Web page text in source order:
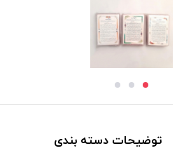
توضیحات دسته بندی